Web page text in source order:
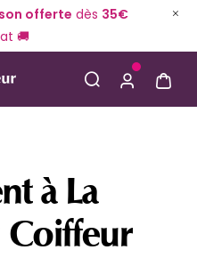
offerte dès 35€
🚚
à La